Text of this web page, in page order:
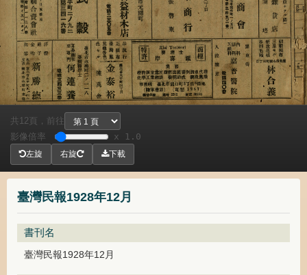
臺灣民報1928年12月
書刊名
臺灣民報1928年12月
共 12頁，
前往
影像倍率
x 1.0
左旋 右旋 下載